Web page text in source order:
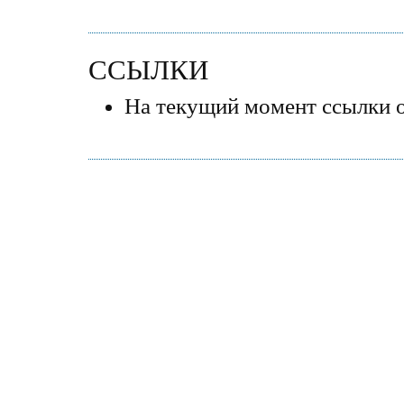
ССЫЛКИ
На текущий момент ссылки